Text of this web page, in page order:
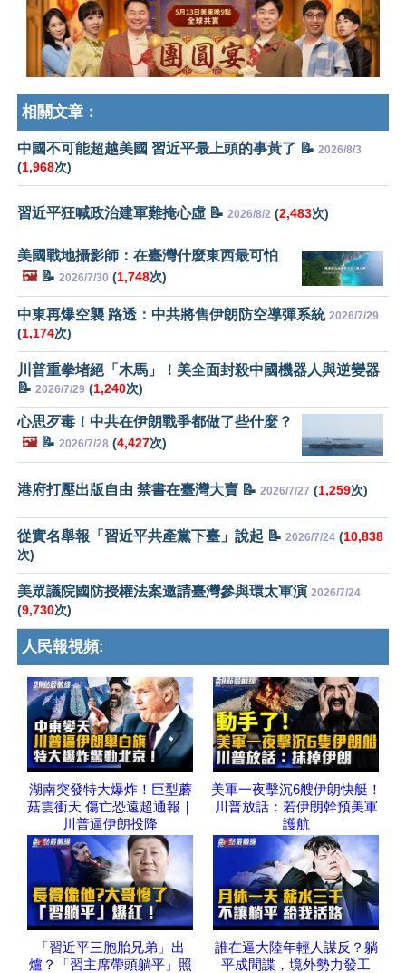
相關文章：
中國不可能超越美國 習近平最上頭的事黃了 📝 2026/8/3
(1,968次)
習近平狂喊政治建軍難掩心虛 📝 2026/8/2 (2,483次)
美國戰地攝影師：在臺灣什麼東西最可怕
🖼️📝 2026/7/30 (1,748次)
中東再爆空襲 路透：中共將售伊朗防空導彈系統 2026/7/29
(1,174次)
川普重拳堵絕「木馬」！美全面封殺中國機器人與逆變器
📝 2026/7/29 (1,240次)
心思歹毒！中共在伊朗戰爭都做了些什麼？
🖼️📝 2026/7/28 (4,427次)
港府打壓出版自由 禁書在臺灣大賣 📝 2026/7/27 (1,259次)
從實名舉報「習近平共產黨下臺」說起 📝 2026/7/24 (10,838
次)
美眾議院國防授權法案邀請臺灣參與環太軍演 2026/7/24
(9,730次)
人民報視頻:
湖南突發特大爆炸！巨型蘑
菇雲衝天 傷亡恐遠超通報｜
川普逼伊朗投降
美軍一夜擊沉6艘伊朗快艇！
川普放話：若伊朗幹預美軍
護航
「習近平三胞胎兄弟」出
爐？「習主席帶頭躺平」照
誰在逼大陸年輕人謀反？躺
平成間諜，境外勢力發工